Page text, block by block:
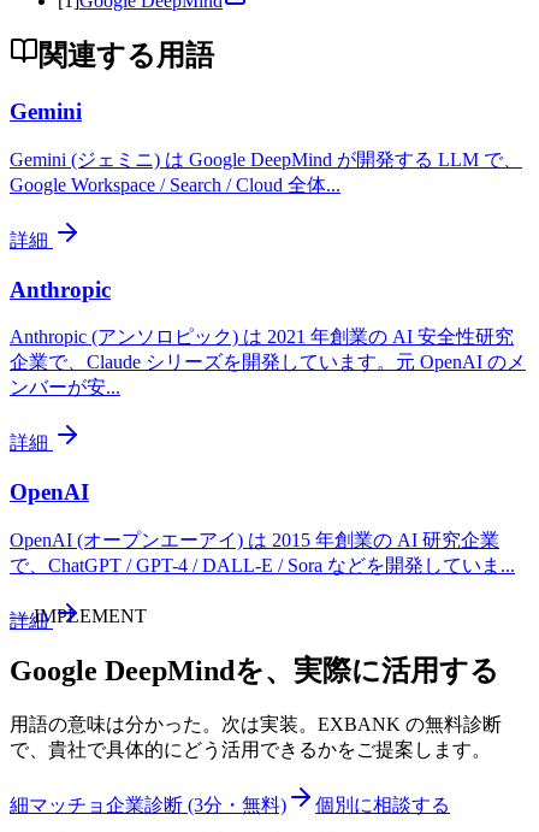
関連する用語
Gemini
Gemini (ジェミニ) は Google DeepMind が開発する LLM で、
Google Workspace / Search / Cloud 全体...
詳細
Anthropic
Anthropic (アンソロピック) は 2021 年創業の AI 安全性研究
企業で、Claude シリーズを開発しています。元 OpenAI のメ
ンバーが安...
詳細
OpenAI
OpenAI (オープンエーアイ) は 2015 年創業の AI 研究企業
で、ChatGPT / GPT-4 / DALL-E / Sora などを開発していま ...
詳細
—IMPLEMENT
Google DeepMindを、実際に活用する
用語の意味は分かった。次は実装。EXBANK の無料診断
で、貴社で具体的にどう活用できるかをご提案します。
細マッチョ企業診断 (3分・無料) 個別に相談する